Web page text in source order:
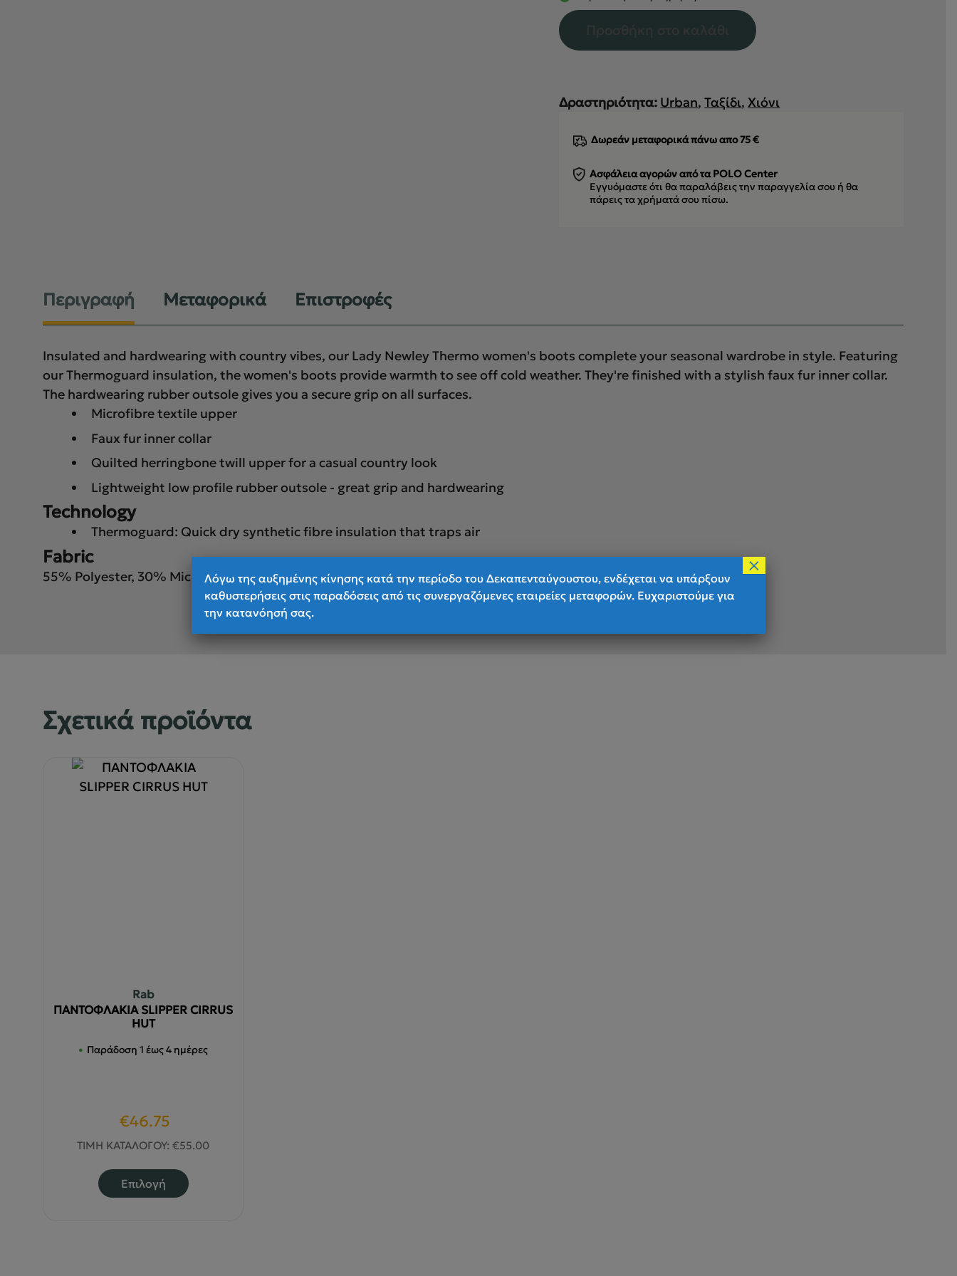
Δραστηριότητα: Urban,Ταξίδι,Χιόνι
Δωρεάν μεταφορικά πάνω απο 75 €
Ασφάλεια αγορών από τα POLO Center
Εγγυόμαστε ότι θα παραλάβεις την παραγγελία σου ή θα
πάρεις τα χρήματά σου πίσω.
Περιγραφή Μεταφορικά Επιστροφές
Insulated and hardwearing with country vibes, our Lady Newley Thermo women's boots complete your seasonal wardrobe in style. Featuring
our Thermoguard insulation, the women's boots provide warmth to see off cold weather. They're finished with a stylish faux fur inner collar.
The hardwearing rubber outsole gives you a secure grip on all surfaces.
Microfibre textile upper
Faux fur inner collar
Quilted herringbone twill upper for a casual country look
Lightweight low profile rubber outsole - great grip and hardwearing
Technology
Thermoguard: Quick dry synthetic fibre insulation that traps air
Fabric
55% Polyester, 30% Microfibre, 15% Polyurathane
Σχετικά προϊόντα
Rab
ΠΑΝΤΟΦΛΑΚΙΑ SLIPPER CIRRUS
HUT
Παράδοση 1 έως 4 ημέρες
Original
price
was:
€55.00.
€46.75
τρέχουσα
τιμή
είναι:
ΤΙΜΗ ΚΑΤΑΛΟΓΟΥ:€55.00
Επιλογή
το
Λόγω της αυξημένης κίνησης κατά την περίοδο του Δεκαπενταύγουστου, ενδέχεται να υπάρξουν
καθυστερήσεις στις παραδόσεις από τις συνεργαζόμενες εταιρείες μεταφορών. Ευχαριστούμε για
την κατανόησή σας.
×